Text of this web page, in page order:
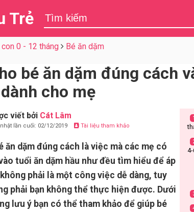
Trẻ
con 0 - 12 tháng Bé ăn dặm
bé ăn dặm đúng cách
cho mẹ
viết bởi Cát Lâm
nhật lần cuối: 02/12/2019 Tài liệu tham khảo
ăn dặm đúng cách là việc mà các mẹ có
tuổi ăn dặm hầu như đều tìm hiểu để áp
phải là một công việc dễ dàng, tuy
phải bạn không thể thực hiện được. Dưới
lưu ý bạn có thể tham khảo để giúp bé